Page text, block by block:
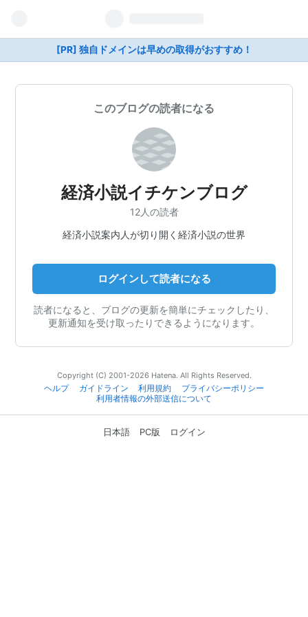
[PR] 独自ドメインは早めの取得がおすすめ！
このブログの読者になる
経済小説イチケンブログ
12人の読者
経済小説案内人が切り開く経済小説の世界
ログインして読者になる
読者になると、ブログの更新を簡単にチェックしたり、
更新通知を受け取ったりできるようになります。
Copyright (C) 2001-2026 Hatena. All Rights Reserved.
ヘルプ
ガイドライン 利用規約
プライバシーポリシー
利用者情報の外部送信について
日本語 PC版 ログイン